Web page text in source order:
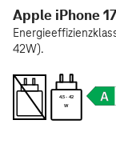
Apple iPhone
42W).
4.5 - 42
W